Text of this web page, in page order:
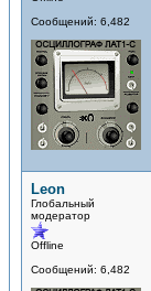
Сообщений: 6,482
Leon
Глобальный
модератор
Offline
Сообщений: 6,482